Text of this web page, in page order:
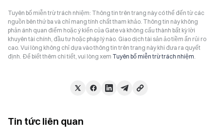
Tuyên bố miễn trừ trách nhiệm: Thông tin trên trang này có thể đến từ các
nguồn bên thứ ba và chỉ mang tính chất tham khảo. Thông tin này không
phản ánh quan điểm hoặc ý kiến của Gate và không cấu thành bất kỳ lời
khuyên tài chính, đầu tư hoặc pháp lý nào. Giao dịch tài sản ảo tiềm ẩn rủi ro
cao. Vui lòng không chỉ dựa vào thông tin trên trang này khi đưa ra quyết
định. Để biết thêm chi tiết, vui lòng xem Tuyên bố miễn trừ trách nhiệm.
Tin tức liên quan